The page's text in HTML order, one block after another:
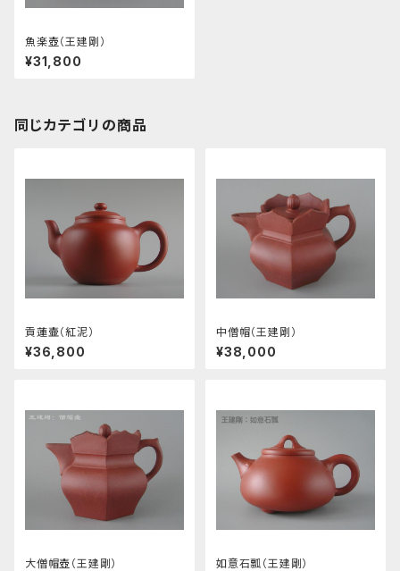
魚楽壺（王建剛）
¥31,800
同じカテゴリの商品
貢蓮壷（紅泥）
¥36,800
中僧帽（王建剛）
¥38,000
大僧帽壺（王建剛） 如意石瓢（王建剛）